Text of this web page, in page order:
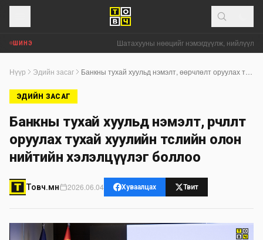
ШИНЭ Шатахууны нөөцийг нэмэгдүүлж,
Нүүр Эдийн засаг
ЭДИЙН ЗАСАГ
Банкны тухай хуульд нэмэлт, өөрчлөлт
оруулах тухай хуулийн төслийн олон
нийтийн хэлэлцүүлэг боллоо
Товч.мн 2026.06.04 Хуваалцах Твит